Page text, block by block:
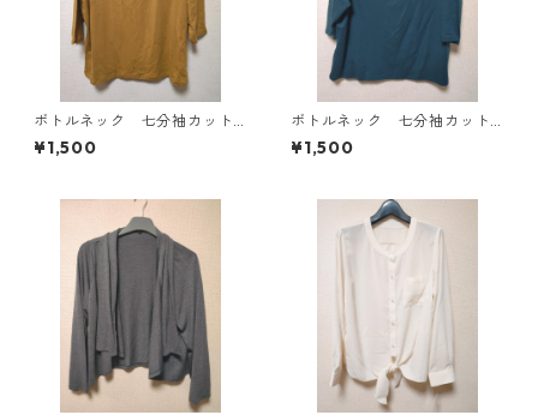
ボトルネック 七分袖カット
ソー ４Ｌ マスタード KA
E-4816
¥1,500
ボトルネック 七分袖カット
ソー ４Ｌ ティールグリー
ン KAE-4815
¥1,500